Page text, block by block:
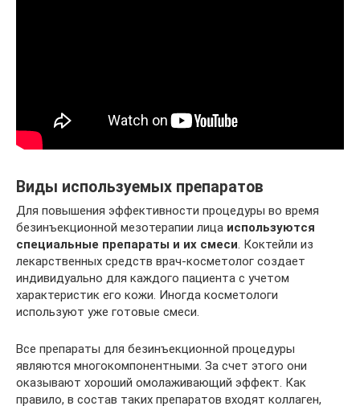
Виды используемых препаратов
Для повышения эффективности процедуры во время
безинъекционной мезотерапии лица используются
специальные препараты и их смеси. Коктейли из
лекарственных средств врач-косметолог создает
индивидуально для каждого пациента с учетом
характеристик его кожи. Иногда косметологи
используют уже готовые смеси.
Все препараты для безинъекционной процедуры
являются многокомпонентными. За счет этого они
оказывают хороший омолаживающий эффект. Как
правило, в состав таких препаратов входят коллаген,